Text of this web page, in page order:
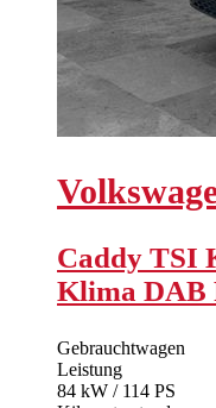
Caddy TSI
Klima DAB
Gebrauchtwagen
Leistung
84 kW / 114 PS